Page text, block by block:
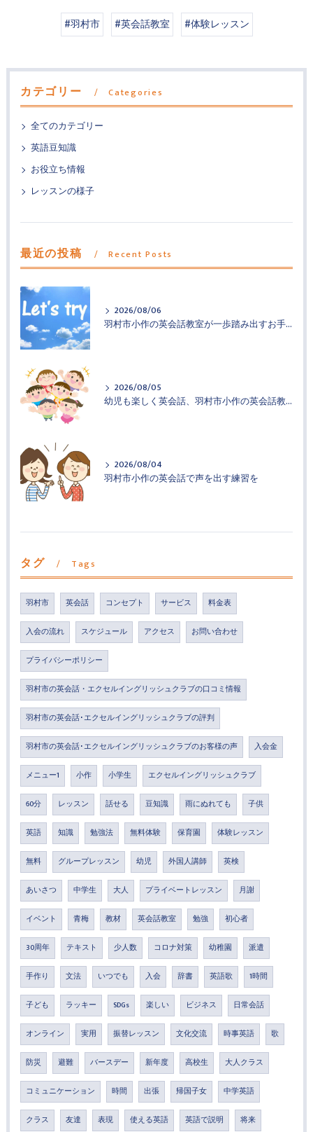
#羽村市 #英会話教室 #体験レッスン
カテゴリー Categories
全てのカテゴリー
英語豆知識
お役立ち情報
レッスンの様子
最近の投稿 Recent Posts
2026/08/06
羽村市小作の英会話教室が一歩踏み出すお手伝い
2026/08/05
幼児も楽しく英会話、羽村市小作の英会話教室
2026/08/04
羽村市小作の英会話で声を出す練習を
タグ Tags
羽村市 英会話 コンセプト サービス 料金表
入会の流れ スケジュール アクセス お問い合わせ
プライバシーポリシー
羽村市の英会話・エクセルイングリッシュクラブの口コミ情報
羽村市の英会話･エクセルイングリッシュクラブの評判
羽村市の英会話･エクセルイングリッシュクラブのお客様の声 入会金
メニュー1 小作 小学生 エクセルイングリッシュクラブ
60分 レッスン 話せる 豆知識 雨にぬれても 子供
英語 知識 勉強法 無料体験 保育園 体験レッスン
無料 グループレッスン 幼児 外国人講師 英検
あいさつ 中学生 大人 プライベートレッスン 月謝
イベント 青梅 教材 英会話教室 勉強 初心者
30周年 テキスト 少人数 コロナ対策 幼稚園 派遣
手作り 文法 いつでも 入会 辞書 英語歌 1時間
子ども ラッキー SDGs 楽しい ビジネス 日常会話
オンライン 実用 振替レッスン 文化交流 時事英語 歌
防災 避難 バースデー 新年度 高校生 大人クラス
コミュニケーション 時間 出張 帰国子女 中学英語
クラス 友達 表現 使える英語 英語で説明 将来